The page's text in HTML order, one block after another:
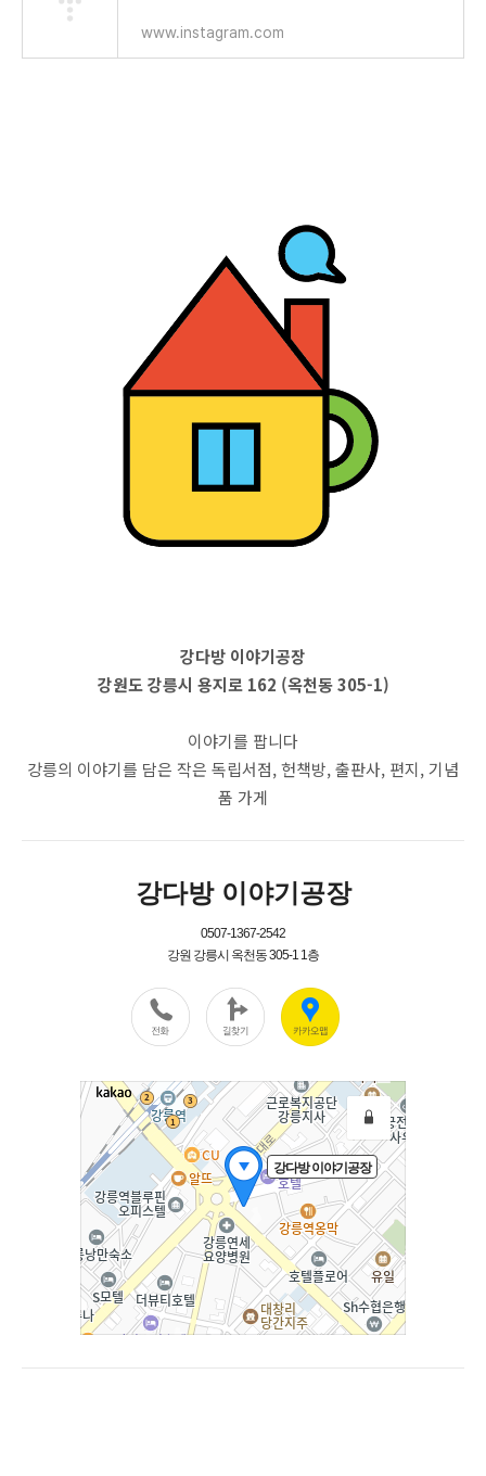
www.instagram.com
강다방 이야기공장
강원도 강릉시 용지로 162 (옥천동 305-1)
이야기를 팝니다
강릉의 이야기를 담은 작은 독립서점, 헌책방, 출판사, 편지, 기념
품 가게